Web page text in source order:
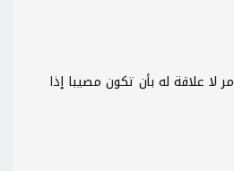
علاقة له بأن تكون مصيبا إذا